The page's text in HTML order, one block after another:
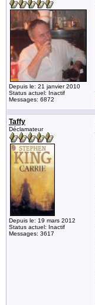
Depuis le: 21 janvier 2010
Status actuel: Inactif
Messages: 6872
Taffy
Déclamateur
Depuis le: 19 mars 2012
Status actuel: Inactif
Messages: 3617